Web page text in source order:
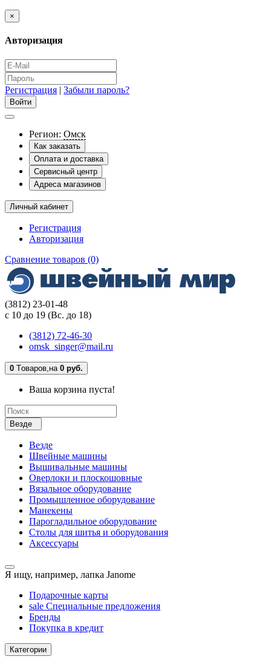
×
Авторизация
Регистрация | Забыли пароль?
Регион: Омск
Как заказать
Оплата и доставка
Сервисный центр
Адреса магазинов
Личный кабинет
Регистрация
Авторизация
Сравнение товаров (0)
(3812) 23-01-48
с 10 до 19 (Вс. до 18)
(3812) 72-46-30
omsk_singer@mail.ru
0 Tоваров,на 0 руб.
Ваша корзина пуста!
Везде
Везде
Швейные машины
Вышивальные машины
Оверлоки и плоскошовные
Вязальное оборудование
Промышленное оборудование
Манекены
Парогладильное оборудование
Столы для шитья и оборудования
Аксессуары
Я ищу, например, лапка Janome
Подарочные карты
sale Специальные предложения
Бренды
Покупка в кредит
Категории